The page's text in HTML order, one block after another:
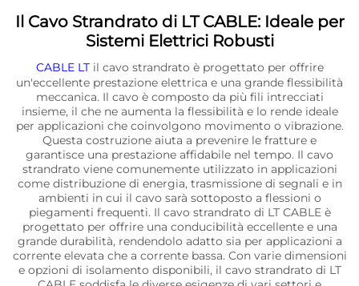
Il Cavo Strandrato di LT CABLE: Ideale per
Sistemi Elettrici Robusti
CABLE LT il cavo strandrato è progettato per offrire
un'eccellente prestazione elettrica e una grande flessibilità
meccanica. Il cavo è composto da più fili intrecciati
insieme, il che ne aumenta la flessibilità e lo rende ideale
per applicazioni che coinvolgono movimento o vibrazione.
Questa costruzione aiuta a prevenire le fratture e
garantisce una prestazione affidabile nel tempo. Il cavo
strandrato viene comunemente utilizzato in applicazioni
come distribuzione di energia, trasmissione di segnali e in
ambienti in cui il cavo sarà sottoposto a flessioni o
piegamenti frequenti. Il cavo strandrato di LT CABLE è
progettato per offrire una conducibilità eccellente e una
grande durabilità, rendendolo adatto sia per applicazioni a
corrente elevata che a corrente bassa. Con varie dimensioni
e opzioni di isolamento disponibili, il cavo strandrato di LT